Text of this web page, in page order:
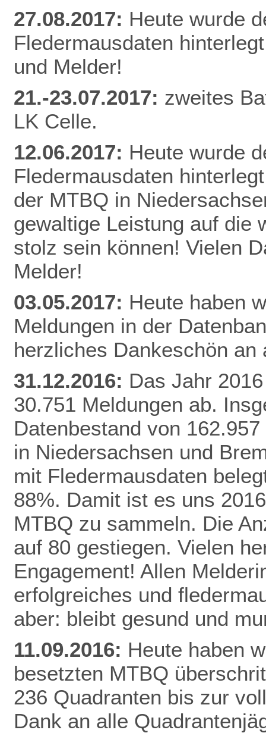
27.08.2017: Heute wurde
Fledermausdaten
und Melder!
21.-23.07.2017: zweites
LK Celle.
12.06.2017: Heute wurde
Fledermausdaten
der MTBQ in
gewaltige Leistung auf die
stolz sein können! Vielen
Melder!
03.05.2017: Heute haben
Meldungen in der
herzliches Dankeschön
31.12.2016: Das Jahr
30.751 Meldungen ab.
Datenbestand von
in Niedersachsen und
mit Fledermausdaten
88%. Damit ist es uns
MTBQ zu sammeln. Die
auf 80 gestiegen. Vielen
Engagement! Allen
erfolgreiches und
aber: bleibt gesund und
11.09.2016: Heute haben
besetzten MTBQ
236 Quadranten bis zur
Dank an alle